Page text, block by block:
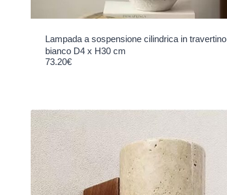
Lampada a sospensione cilindrica in travertino
bianco D4 x H30 cm
73.20€